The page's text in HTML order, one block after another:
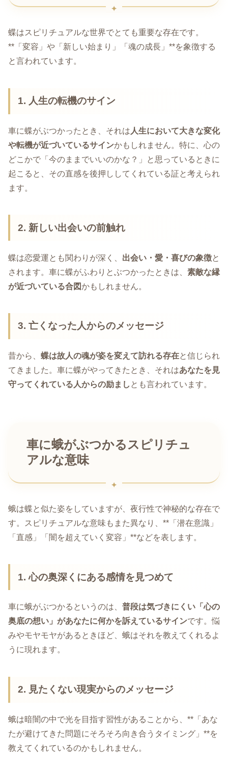
蝶はスピリチュアルな世界でとても重要な存在です。
**「変容」や「新しい始まり」「魂の成長」**を象徴する
と言われています。
1. 人生の転機のサイン
車に蝶がぶつかったとき、それは 人生において大きな変化
や転機が近づいているサインかもしれません。特に、心の
どこかで「今のままでいいのかな？」と思っているときに
起こると、その直感を後押ししてくれている証と考えられ
ます。
2. 新しい出会いの前触れ
蝶は恋愛運とも関わりが深く、 出会い・愛・喜びの象徴と
されます。車に蝶がふわりとぶつかったときは、 素敵な縁
が近づいている合図かもしれません。
3. 亡くなった人からのメッセージ
昔から、 蝶は故人の魂が姿を変えて訪れる存在と信じられ
てきました。車に蝶がやってきたとき、それはあなたを見
守ってくれている人からの励まし とも言われています。
車に蛾がぶつかるスピリチュ
アルな意味
蛾は蝶と似た姿をしていますが、夜行性で神秘的な存在で
す。スピリチュアルな意味もまた異なり、**「潜在意識」
「直感」「闇を超えていく変容」**などを表します。
1. 心の奥深くにある感情を見つめて
車に蛾がぶつかるというのは、 普段は気づきにくい「心の
奥底の想い」があなたに何かを訴えているサインです。悩
みやモヤモヤがあるときほど、蛾はそれを教えてくれるよ
うに現れます。
2. 見たくない現実からのメッセージ
蛾は暗闇の中で光を目指す習性があることから、**「あな
たが避けてきた問題にそろそろ向き合うタイミング」**を
教えてくれているのかもしれません。